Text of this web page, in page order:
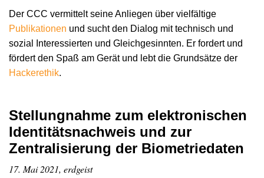
Der CCC vermittelt seine Anliegen über vielfältige
Publikationen und sucht den Dialog mit technisch und
sozial Interessierten und Gleichgesinnten. Er fordert und
fördert den Spaß am Gerät und lebt die Grundsätze der
Hacker­ethik.
Stellungnahme zum elektronischen
Identitätsnachweis und zur
Zentralisierung der Biometriedaten
17. Mai 2021, erdgeist